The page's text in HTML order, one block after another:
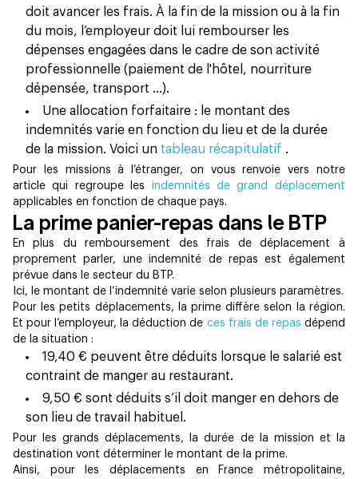
doit avancer les frais. À la fin de la mission ou à la fin
du mois, l’employeur doit lui rembourser les
dépenses engagées dans le cadre de son activité
professionnelle (paiement de l'hôtel, nourriture
dépensée, transport …).
Une allocation forfaitaire : le montant des
indemnités varie en fonction du lieu et de la durée
de la mission. Voici un tableau récapitulatif .
Pour les missions à l’étranger, on vous renvoie vers notre
article qui regroupe les indemnités de grand déplacement
applicables en fonction de chaque pays.
La prime panier-repas dans le BTP
En plus du remboursement des frais de déplacement à
proprement parler, une indemnité de repas est également
prévue dans le secteur du BTP.
Ici, le montant de l’indemnité varie selon plusieurs paramètres.
Pour les petits déplacements, la prime diffère selon la région.
Et pour l’employeur, la déduction de ces frais de repas dépend
de la situation :
19,40 € peuvent être déduits lorsque le salarié est
contraint de manger au restaurant.
9,50 € sont déduits s’il doit manger en dehors de
son lieu de travail habituel.
Pour les grands déplacements, la durée de la mission et la
destination vont déterminer le montant de la prime.
Ainsi, pour les déplacements en France métropolitaine,